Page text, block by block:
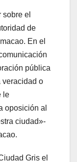
el
de
En el
pública
veracidad o
le
oposición al
ciudad»-
Gris el